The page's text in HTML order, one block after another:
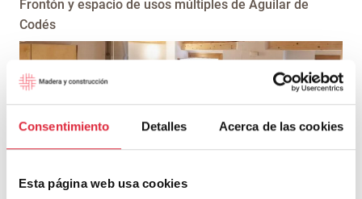
Consentimiento Detalles Acerca de las cookies
Esta página web usa cookies
Frontón y espacio de usos múltiples de Aguilar de
Codés
Recuperación de una Casa Carbonería del siglo XVIII